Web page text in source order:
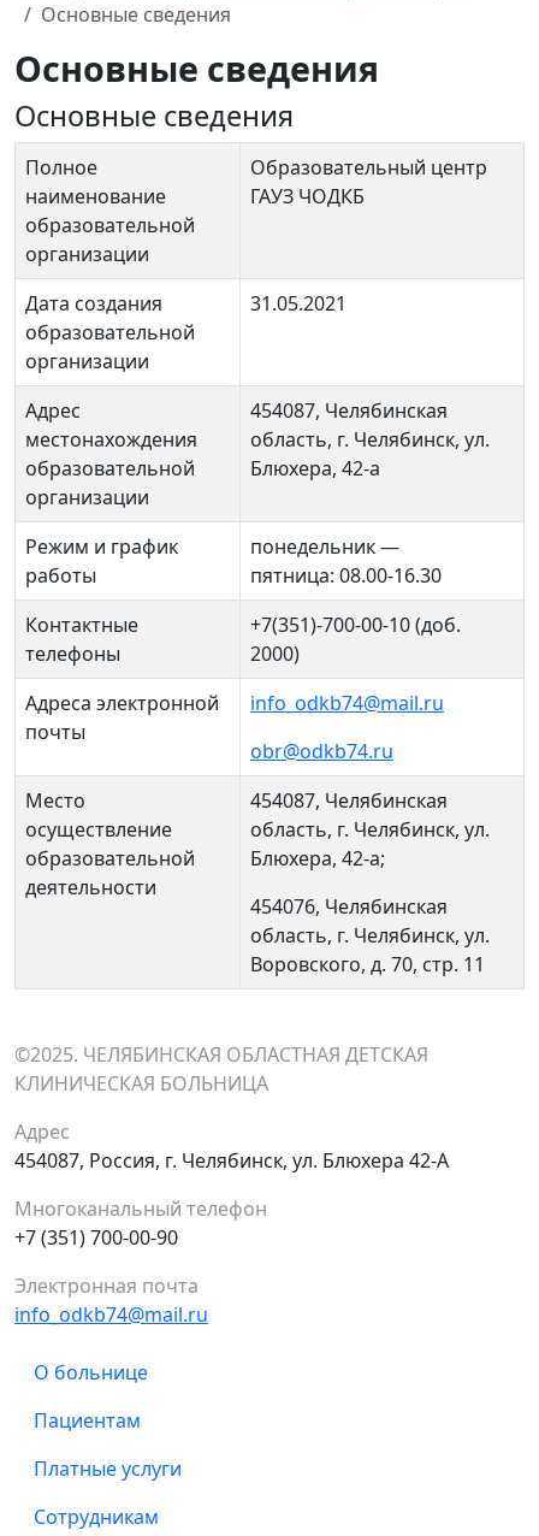
Основные сведения
Основные сведения
Основные сведения
Полное
наименование
образовательной
организации
Образовательный центр
ГАУЗ ЧОДКБ
Дата создания
образовательной
организации
31.05.2021
Адрес
местонахождения
образовательной
организации
454087, Челябинская
область, г. Челябинск, ул.
Блюхера, 42-а
Режим и график
работы
понедельник —
пятница: 08.00-16.30
Контактные
телефоны
+7(351)-700-00-10 (доб.
2000)
Адреса электронной
почты
info_odkb74@mail.ru
obr@odkb74.ru
Место
осуществление
образовательной
деятельности
454087, Челябинская
область, г. Челябинск, ул.
Блюхера, 42-а;
454076, Челябинская
область, г. Челябинск, ул.
Воровского, д. 70, стр. 11
©2025. ЧЕЛЯБИНСКАЯ ОБЛАСТНАЯ ДЕТСКАЯ
КЛИНИЧЕСКАЯ БОЛЬНИЦА
Адрес
454087, Россия, г. Челябинск, ул. Блюхера 42-А
Многоканальный телефон
+7 (351) 700-00-90
Электронная почта
info_odkb74@mail.ru
О больнице
Пациентам
Платные услуги
Сотрудникам